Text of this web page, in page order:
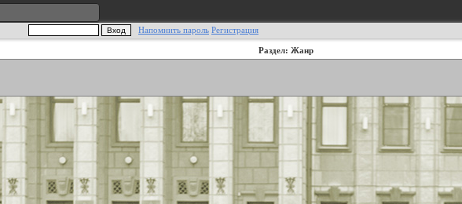
Напомнить пароль Регистрация
Раздел: Жанр